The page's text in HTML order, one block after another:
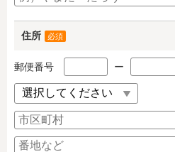
住所 必須
郵便番号 ー